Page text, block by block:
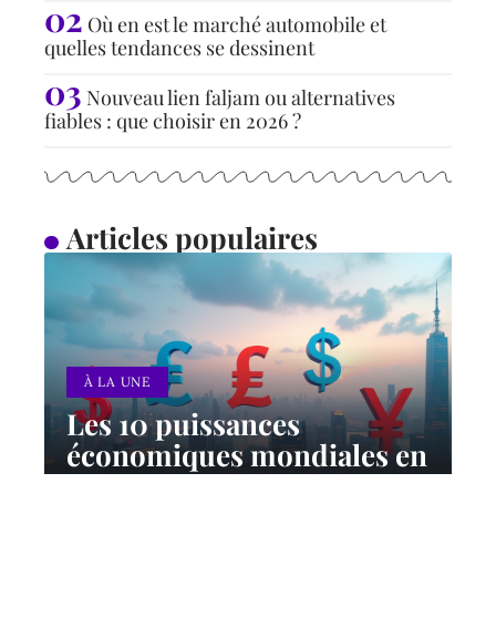
Où en est le marché automobile et
quelles tendances se dessinent
Nouveau lien faljam ou alternatives
fiables : que choisir en 2026 ?
Articles populaires
À LA UNE
Les 10 puissances
économiques mondiales en
2024 : classement et